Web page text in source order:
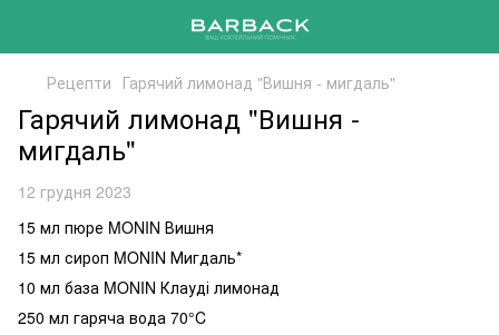
Рецепти Гарячий лимонад "Вишня - мигдаль"
Гарячий лимонад "Вишня -
мигдаль"
12 грудня 2023
15 мл пюре MONIN Вишня
15 мл сироп MONIN Мигдаль*
10 мл база MONIN Клауді лимонад
250 мл гаряча вода 70°C